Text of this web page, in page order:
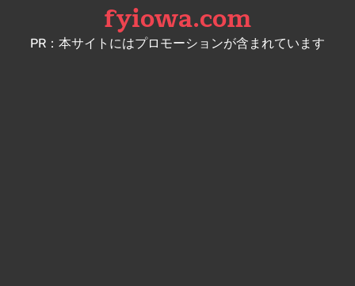
content
fyiowa.com
PR：本サイトにはプロモーションが含まれています